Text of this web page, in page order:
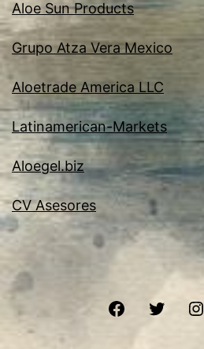
Aloe Sun Products
Grupo Atza Vera Mexico
Aloetrade America LLC
Latinamerican-Markets
Aloegel.biz
CV Asesores
FacebookTwitter